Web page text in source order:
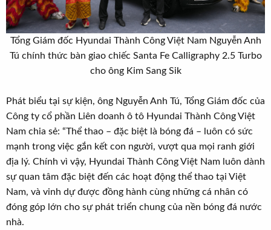
Tổng Giám đốc Hyundai Thành Công Việt Nam Nguyễn Anh
Tú chính thức bàn giao chiếc Santa Fe Calligraphy 2.5 Turbo
cho ông Kim Sang Sik​
Phát biểu tại sự kiện, ông Nguyễn Anh Tú, Tổng Giám đốc của
Công ty cổ phần Liên doanh ô tô Hyundai Thành Công Việt
Nam chia sẻ: “Thể thao – đặc biệt là bóng đá – luôn có sức
mạnh trong việc gắn kết con người, vượt qua mọi ranh giới
địa lý. Chính vì vậy, Hyundai Thành Công Việt Nam luôn dành
sự quan tâm đặc biệt đến các hoạt động thể thao tại Việt
Nam, và vinh dự được đồng hành cùng những cá nhân có
đóng góp lớn cho sự phát triển chung của nền bóng đá nước
nhà.